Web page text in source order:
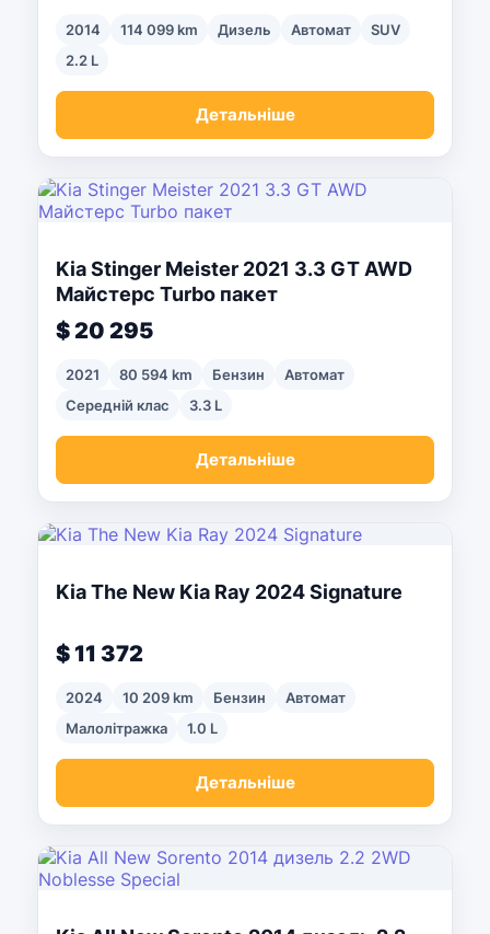
2014 114 099 km Дизель Автомат
SUV
2.2 L
Детальніше
Kia Stinger Meister 2021 3.3 GT AWD
Майстерс Turbo пакет
$ 20 295
2021 80 594 km Бензин
Автомат
Середній клас
3.3 L
Детальніше
Kia The New Kia Ray 2024 Signature
$ 11 372
2024 10 209 km Бензин
Автомат
Малолітражка
1.0 L
Детальніше